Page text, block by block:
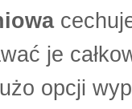
je
opcji